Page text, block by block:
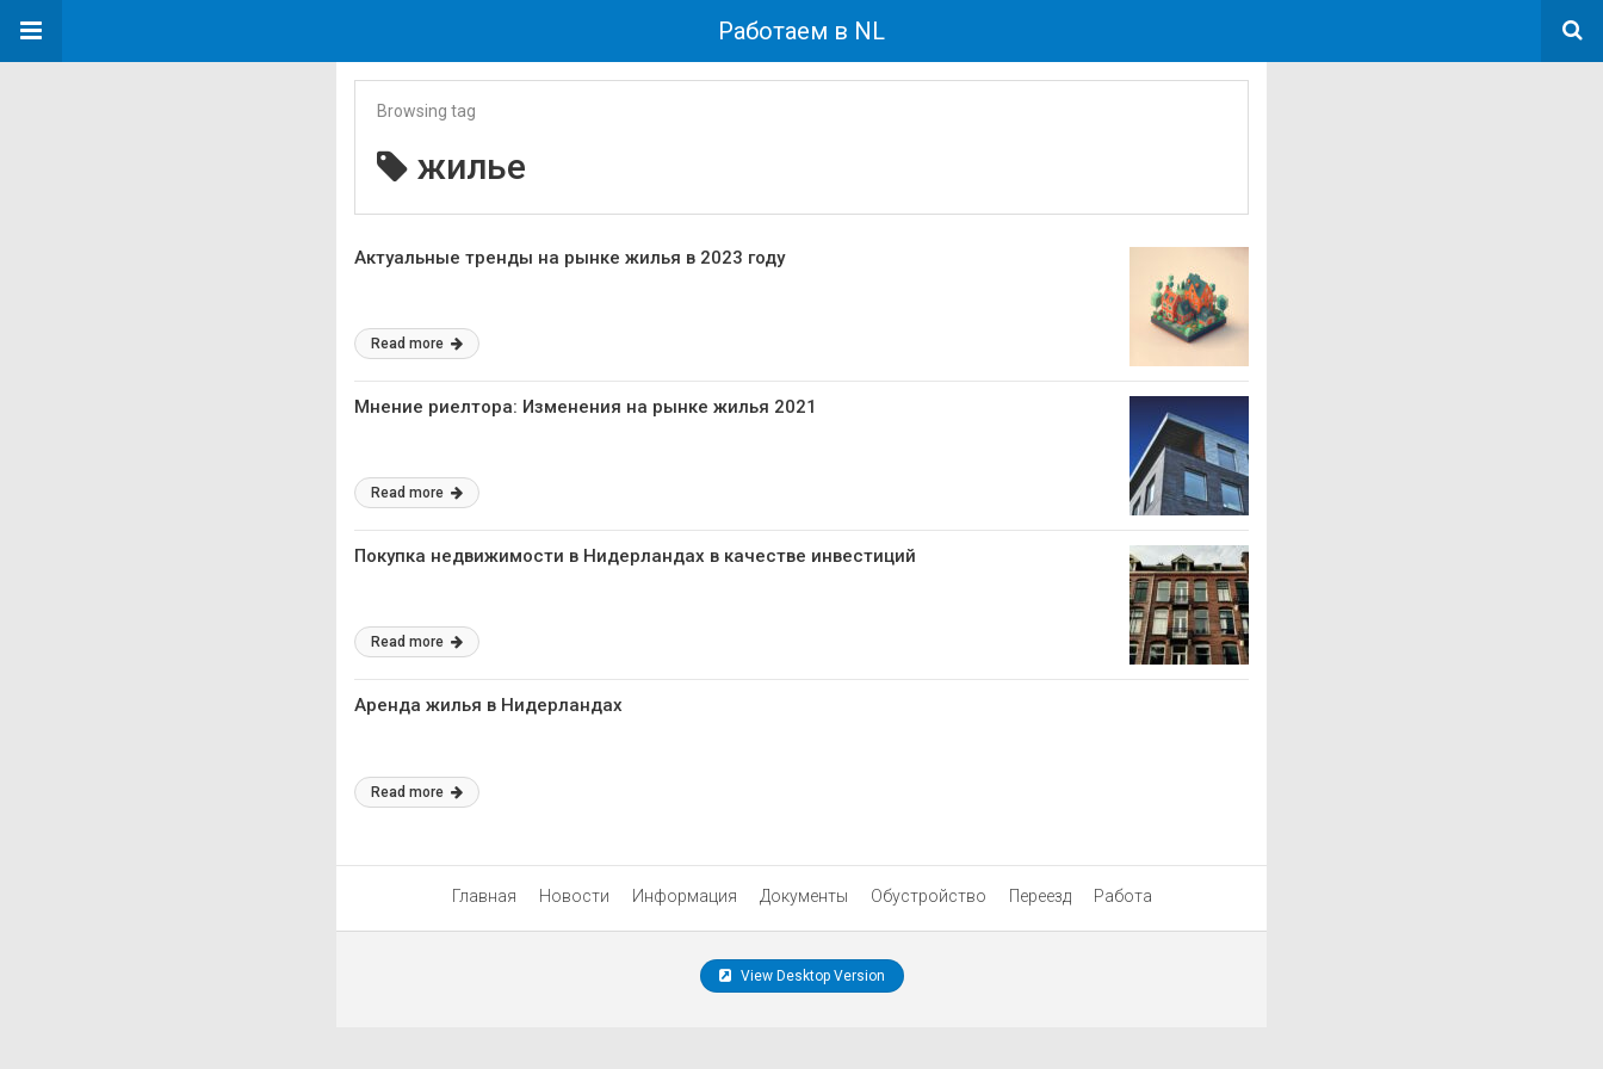
Работаем в NL
Browsing tag
жилье
Актуальные тренды на рынке жилья в 2023 году
Read more
Мнение риелтора: Изменения на рынке жилья 2021
Read more
Покупка недвижимости в Нидерландах в качестве инвестиций
Read more
Аренда жилья в Нидерландах
Read more
Главная Новости Информация Документы Обустройство Переезд Работа
View Desktop Version